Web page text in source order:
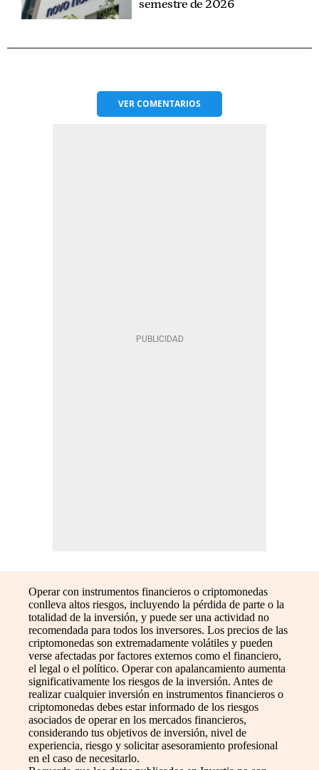
semestre de 2026
VERCOMENTARIOS
Operar con instrumentos financieros o criptomonedas
conlleva altos riesgos, incluyendo la pérdida de parte o la
totalidad de la inversión, y puede ser una actividad no
recomendada para todos los inversores. Los precios de las
criptomonedas son extremadamente volátiles y pueden
verse afectadas por factores externos como el financiero,
el legal o el político. Operar con apalancamiento aumenta
significativamente los riesgos de la inversión. Antes de
realizar cualquier inversión en instrumentos financieros o
criptomonedas debes estar informado de los riesgos
asociados de operar en los mercados financieros,
considerando tus objetivos de inversión, nivel de
experiencia, riesgo y solicitar asesoramiento profesional
en el caso de necesitarlo.